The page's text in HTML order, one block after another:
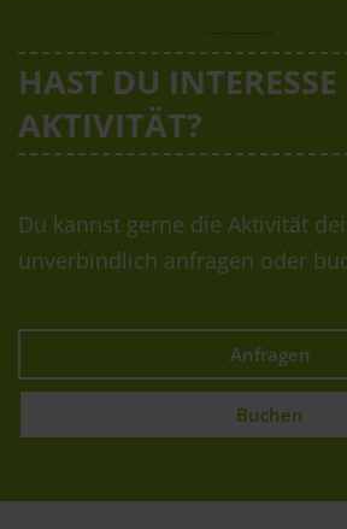
HAST DU
AKTIVITÄT?
Du kannst gerne die Aktivität
unverbindlich anfragen oder
Anfragen
Buchen